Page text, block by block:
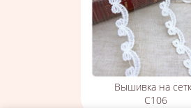
Вышивка на
С106